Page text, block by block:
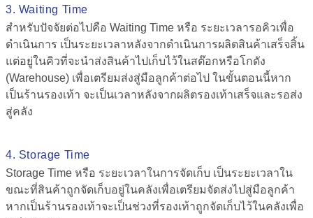
3. Waiting Time
สำหรับปัจจัยต่อไปคือ Waiting Time หรือ ระยะเวลารอคิวเพื่อ
ดำเนินการ เป็นระยะเวลาหลังจากดำเนินการผลิตสินค้าเสร็จสิ้น
แต่อยู่ในคิวที่จะนำส่งสินค้าไปเก็บไว้ในสต๊อกหรือโกดัง
(Warehouse) เพื่อเตรียมส่งสู่มือลูกค้าต่อไป ในขั้นตอนนี้หาก
เป็นร้านรองเท้า จะเป็นเวลาหลังจากผลิตรองเท้าเสร็จและรอส่ง
สู่คลัง
4. Storage Time
Storage Time หรือ ระยะเวลาในการจัดเก็บ เป็นระยะเวลาใน
ขณะที่สินค้าถูกจัดเก็บอยู่ในคลังเพื่อเตรียมจัดส่งไปสู่มือลูกค้า
หากเป็นร้านรองเท้าจะเป็นช่วงที่รองเท้าถูกจัดเก็บไว้ในคลังเพื่อ